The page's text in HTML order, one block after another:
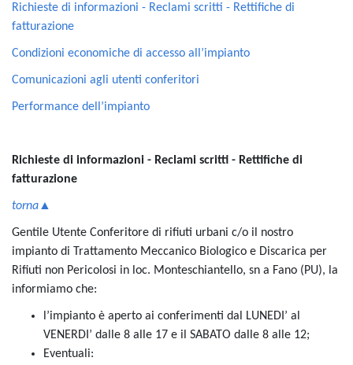
Richieste di informazioni - Reclami scritti - Rettifiche di
fatturazione
Condizioni economiche di accesso all’impianto
Comunicazioni agli utenti conferitori
Performance dell’impianto
Richieste di informazioni - Reclami scritti - Rettifiche di
fatturazione
torna▲
Gentile Utente Conferitore di rifiuti urbani c/o il nostro
impianto di Trattamento Meccanico Biologico e Discarica per
Rifiuti non Pericolosi in loc. Monteschiantello, sn a Fano (PU), la
informiamo che:
l’impianto è aperto ai conferimenti dal LUNEDI’ al
VENERDI’ dalle 8 alle 17 e il SABATO dalle 8 alle 12;
Eventuali: